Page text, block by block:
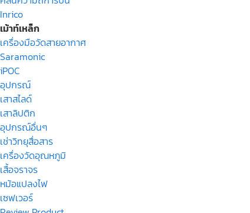
Inrico
เม้าท์เหล็ก
เครื่องมือวัดสายอากาศ
Saramonic
iPOC
อุปกรณ์
เสาสไลด์
เสาลิปติก
อุปกรณ์อื่นๆ
เช่าวิทยุสื่อสาร
เครื่องวัดอุณหภูมิ
เสื้อจราจร
หม้อแปลงไฟ
เซฟเวอร์